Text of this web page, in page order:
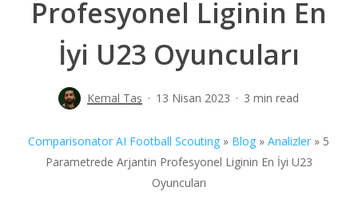
Profesyonel Liginin En
İyi U23 Oyuncuları
Kemal Taş 13 Nisan 2023 3 min read
Comparisonator AI Football Scouting » Blog »Analizler » 5
Parametrede Arjantin Profesyonel Liginin En İyi U23
Oyuncuları